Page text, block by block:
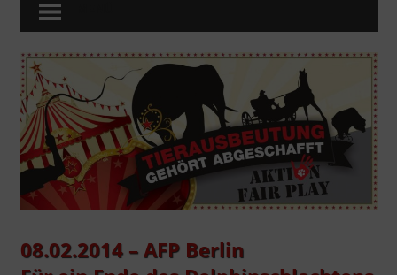
08.02.2014 – AFP Berlin